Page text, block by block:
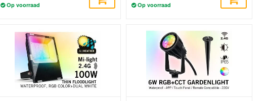
Op voorraad Op voorraad